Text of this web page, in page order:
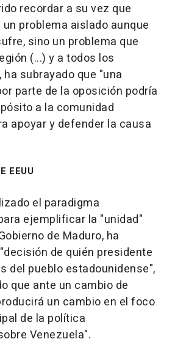
recordar a su vez que
problema aislado aunque
sino un problema que
(...) y a todos los
subrayado que "una
parte de la oposición podría
a la comunidad
apoyar y defender la causa
EEUU
el paradigma
ejemplificar la "unidad"
de Maduro, ha
de quién presidente
del pueblo estadounidense",
que ante un cambio de
un cambio en el foco
de la política
Venezuela".